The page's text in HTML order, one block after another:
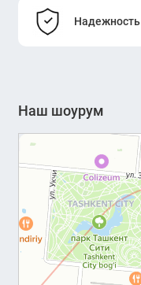
Надежность
Наш шоурум